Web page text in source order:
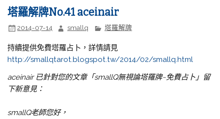
塔羅解牌No.41 aceinair
2014-07-14 smallq 塔羅解牌
持續提供免費塔羅占卜，詳情請見
http://smallqtarot.blogspot.tw/2014/02/smallq.html
aceinair 已針對您的文章「smallQ無視論塔羅牌~免費占卜」留
下新意見：
smallQ老師您好，